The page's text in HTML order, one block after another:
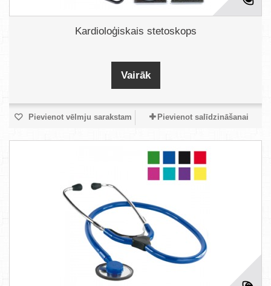
Kardioloģiskais stetoskops
Vairāk
Pievienot vēlmju sarakstam Pievienot salīdzināšanai